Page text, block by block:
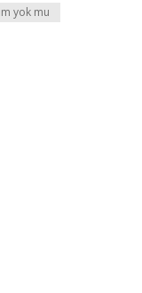
yok mu